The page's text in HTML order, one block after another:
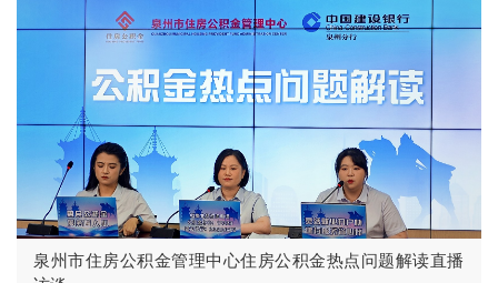
泉州市住房公积金管理中心住房公积金热点问题解读直播